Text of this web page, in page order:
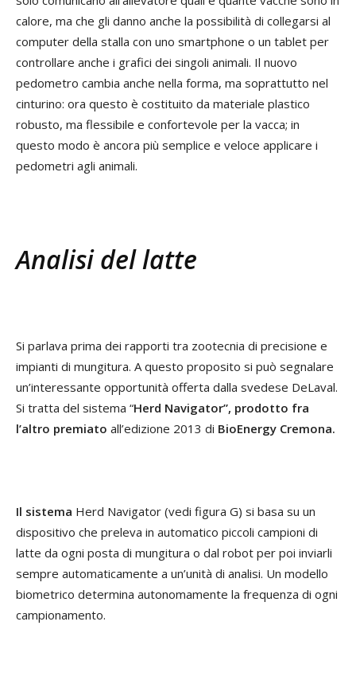
calore, ma che gli danno anche la possibilità di collegarsi al
computer della stalla con uno smartphone o un tablet per
controllare anche i grafici dei singoli animali. Il nuovo
pedometro cambia anche nella forma, ma soprattutto nel
cinturino: ora questo è costituito da materiale plastico
robusto, ma flessibile e confortevole per la vacca; in
questo modo è ancora più semplice e veloce applicare i
pedometri agli animali.
Analisi del latte
Si parlava prima dei rapporti tra zootecnia di precisione e
impianti di mungitura. A questo proposito si può segnalare
un’interessante opportunità offerta dalla svedese DeLaval.
Si tratta del sistema “Herd Navigator”, prodotto fra
l’altro premiato all’edizione 2013 di BioEnergy Cremona.
Il sistema Herd Navigator (vedi figura G) si basa su un
dispositivo che preleva in automatico piccoli campioni di
latte da ogni posta di mungitura o dal robot per poi inviarli
sempre automaticamente a un’unità di analisi. Un modello
biometrico determina autonomamente la frequenza di ogni
campionamento.